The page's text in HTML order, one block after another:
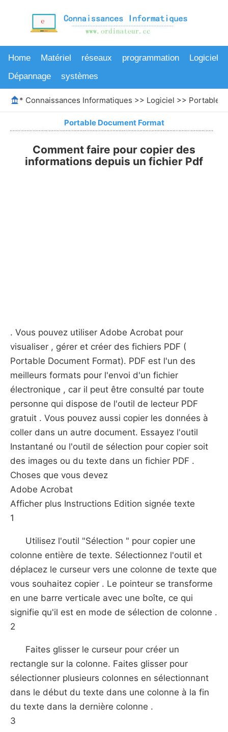
Home Matériel réseaux programmation
Logiciel
Dépannage
systèmes
* Connaissances Informatiques >> Logiciel >> Portable
Portable Document Format
Comment faire pour copier des
informations depuis un fichier Pdf
. Vous pouvez utiliser Adobe Acrobat pour
visualiser , gérer et créer des fichiers PDF (
Portable Document Format). PDF est l'un des
meilleurs formats pour l'envoi d'un fichier
électronique , car il peut être consulté par toute
personne qui dispose de l'outil de lecteur PDF
gratuit . Vous pouvez aussi copier les données à
coller dans un autre document. Essayez l'outil
Instantané ou l'outil de sélection pour copier soit
des images ou du texte dans un fichier PDF .
Choses que vous devez
Adobe Acrobat
Afficher plus Instructions Edition signée texte
1
Utilisez l'outil "Sélection " pour copier une
colonne entière de texte. Sélectionnez l'outil et
déplacez le curseur vers une colonne de texte que
vous souhaitez copier . Le pointeur se transforme
en une barre verticale avec une boîte, ce qui
signifie qu'il est en mode de sélection de colonne .
2
Faites glisser le curseur pour créer un
rectangle sur la colonne. Faites glisser pour
sélectionner plusieurs colonnes en sélectionnant
dans le début du texte dans une colonne à la fin
du texte dans la dernière colonne .
3